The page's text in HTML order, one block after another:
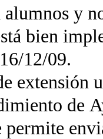
y
bien
12/09.
extensión
de
permite